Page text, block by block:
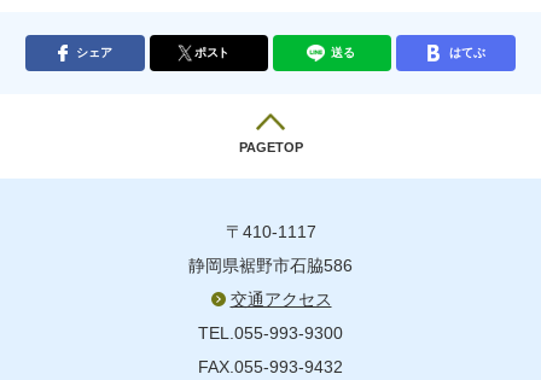
シェア ポスト 送る はてぶ
PAGETOP
〒410-1117
静岡県裾野市石脇586
交通アクセス
TEL.055-993-9300
FAX.055-993-9432